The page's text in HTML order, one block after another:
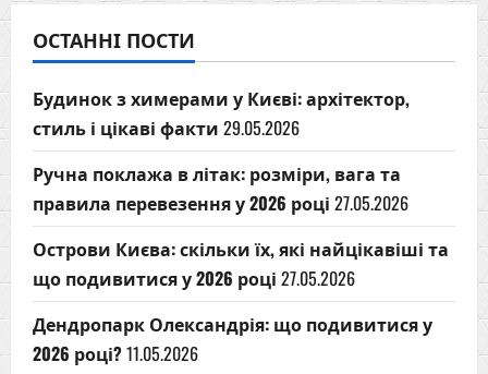
ОСТАННІ ПОСТИ
Будинок з химерами у Києві: архітектор,
стиль і цікаві факти 29.05.2026
Ручна поклажа в літак: розміри, вага та
правила перевезення у 2026 році 27.05.2026
Острови Києва: скільки їх, які найцікавіші та
що подивитися у 2026 році 27.05.2026
Дендропарк Олександрія: що подивитися у
2026 році?11.05.2026